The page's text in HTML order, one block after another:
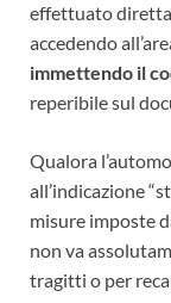
effettuato
accedendo
immettendo il
reperibile sul
Qualora
all’indicazione
misure imposte
non va
tragitti o per